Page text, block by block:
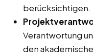
berücksichtigen.
Verantwortung
den